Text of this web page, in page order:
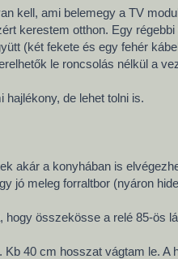
kell, ami belemegy a TV
kerestem otthon. Egy
(két fekete és egy fehér
le roncsolás nélkül a
de lehet tolni is.
akár a konyhában is
jó meleg forraltbor (nyáron
összekösse a relé 85-ös
40 cm hosszat vágtam le.